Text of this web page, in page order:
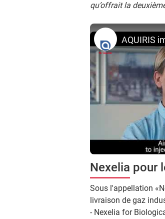
qu’offrait la
Nexelia pour
Sous l'appellation
livraison de gaz
- Nexelia for